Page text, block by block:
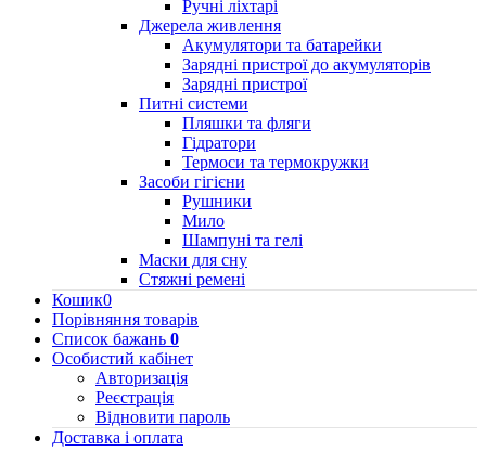
Ручні ліхтарі
Джерела живлення
Акумулятори та батарейки
Зарядні пристрої до акумуляторів
Зарядні пристрої
Питні системи
Пляшки та фляги
Гідратори
Термоси та термокружки
Засоби гігієни
Рушники
Мило
Шампуні та гелі
Маски для сну
Стяжні ремені
Кошик0
Порівняння товарів
Список бажань 0
Особистий кабінет
Авторизація
Реєстрація
Відновити пароль
Доставка і оплата